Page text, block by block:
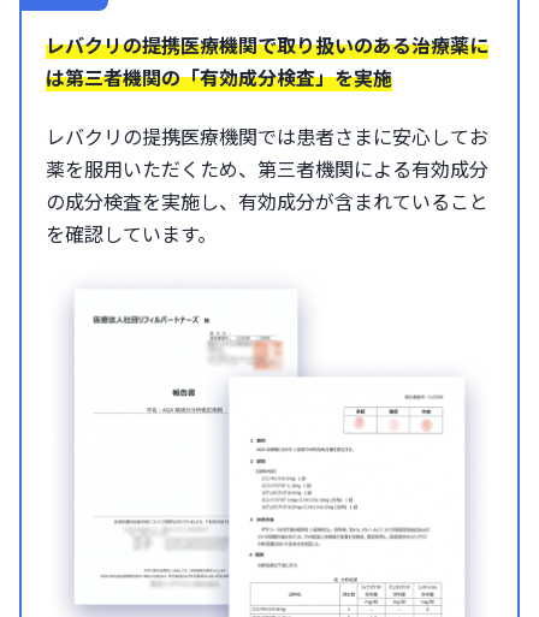
レバクリの提携医療機関で取り扱いのある治療薬に
は第三者機関の「有効成分検査」を実施
レバクリの提携医療機関では患者さまに安心してお
薬を服用いただくため、第三者機関による有効成分
の成分検査を実施し、有効成分が含まれていること
を確認しています。